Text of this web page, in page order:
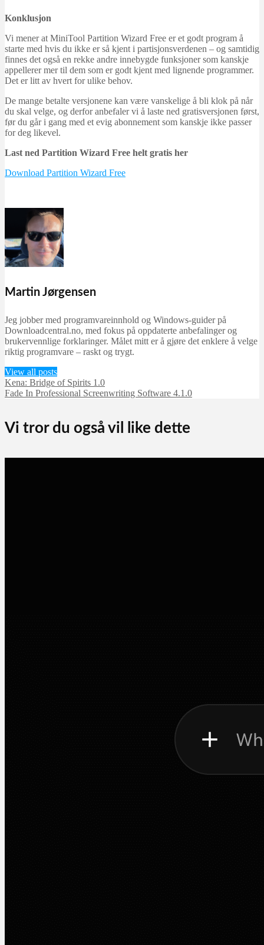
Konklusjon
Vi mener at MiniTool Partition Wizard Free er et godt program å
starte med hvis du ikke er så kjent i partisjonsverdenen – og samtidig
finnes det også en rekke andre innebygde funksjoner som kanskje
appellerer mer til dem som er godt kjent med lignende programmer.
Det er litt av hvert for ulike behov.
De mange betalte versjonene kan være vanskelige å bli klok på når
du skal velge, og derfor anbefaler vi å laste ned gratisversjonen først,
før du går i gang med et evig abonnement som kanskje ikke passer
for deg likevel.
Last ned Partition Wizard Free helt gratis her
Download Partition Wizard Free
Martin Jørgensen
Jeg jobber med programvareinnhold og Windows-guider på
Downloadcentral.no, med fokus på oppdaterte anbefalinger og
brukervennlige forklaringer. Målet mitt er å gjøre det enklere å velge
riktig programvare – raskt og trygt.
View all posts
Kena: Bridge of Spirits 1.0
Fade In Professional Screenwriting Software 4.1.0
Vi tror du også vil like dette